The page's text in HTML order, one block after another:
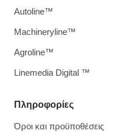
Πληροφορίες
Όροι και προϋποθέσεις
Autoline™
Machineryline™
Agroline™
Linemedia Digital ™